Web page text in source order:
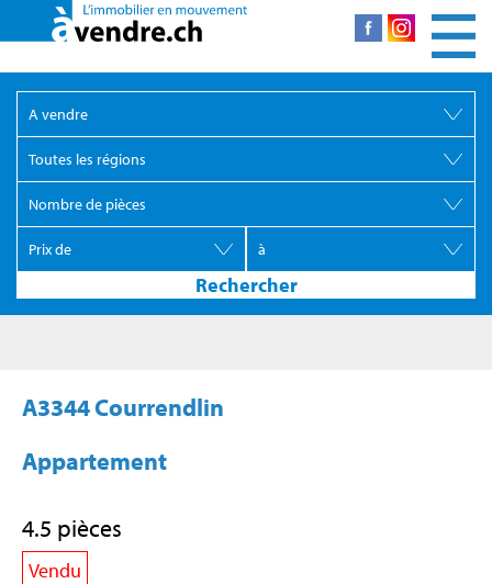
A3344 Courrendlin
Appartement
4.5 pièces
Vendu